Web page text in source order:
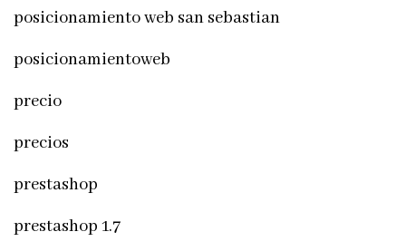
posicionamiento web san sebastian
posicionamientoweb
precio
precios
prestashop
prestashop 1.7